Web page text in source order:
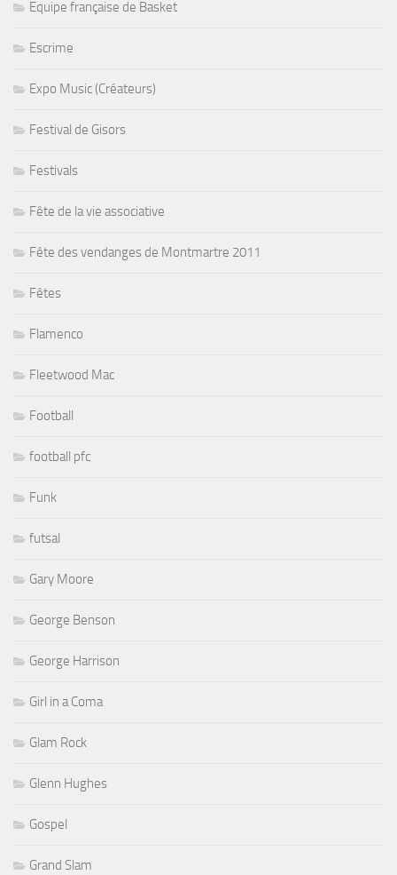
Equipe française de Basket
Escrime
Expo Music (Créateurs)
Festival de Gisors
Festivals
Fête de la vie associative
Fête des vendanges de Montmartre 2011
Fêtes
Flamenco
Fleetwood Mac
Football
football pfc
Funk
futsal
Gary Moore
George Benson
George Harrison
Girl in a Coma
Glam Rock
Glenn Hughes
Gospel
Grand Slam